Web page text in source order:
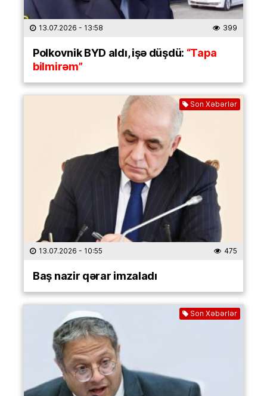
13.07.2026 - 13:58 399
Polkovnik BYD aldı, işə düşdü: “Tapa
bilmirəm”
Son Xəbərlər
13.07.2026 - 10:55 475
Baş nazir qərar imzaladı
Son Xəbərlər